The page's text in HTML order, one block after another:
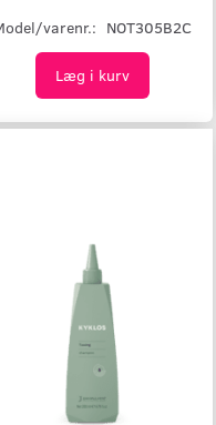
varenr.: NOT305B2C
Læg i kurv